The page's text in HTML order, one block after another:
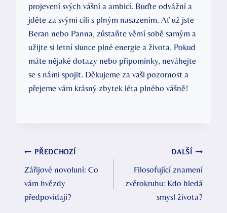
projevení svých vášní a ambicí. Buďte odvážní a
jděte za svými cíli s plným nasazením. Ať už jste
Beran nebo Panna, zůstaňte věrní sobě samým a
užijte si letní slunce plné energie a života. Pokud
máte nějaké dotazy nebo připomínky, neváhejte
se s námi spojit. Děkujeme za vaši pozornost a
přejeme vám krásný zbytek léta plného vášně!
Navigace
pro
příspěvek
PŘEDCHOZÍ
Zářijové novoluní: Co
vám hvězdy
předpovídají?
DALŠÍ
Filosofující znamení
zvěrokruhu: Kdo hledá
smysl života?